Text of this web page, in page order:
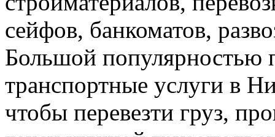
сейфов, банкоматов,
Большой популярностью
транспортные услуги в
чтобы перевезти груз,